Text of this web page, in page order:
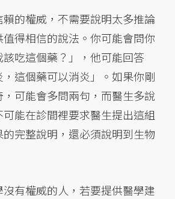
的權威，不需要說明太多推論
得相信的說法。你可能會問你
吃這個藥？」，他可能回答
，這個藥可以消炎」。如果你剛
可能會多問兩句，而醫生多說
能在診間裡要求醫生提出這組
完整說明，還必須說明到生物
有權威的人，若要提供醫學建